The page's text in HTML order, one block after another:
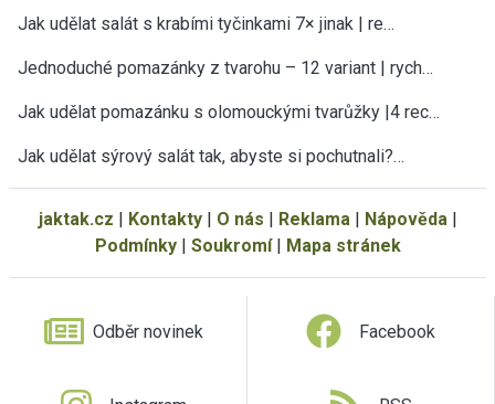
Jak udělat salát s krabími tyčinkami 7× jinak | re…
Jednoduché pomazánky z tvarohu – 12 variant | rych…
Jak udělat pomazánku s olomouckými tvarůžky |4 rec…
Jak udělat sýrový salát tak, abyste si pochutnali?…
jaktak.cz | Kontakty| O nás | Reklama| Nápověda|
Podmínky| Soukromí| Mapa stránek
Odběr novinek Facebook